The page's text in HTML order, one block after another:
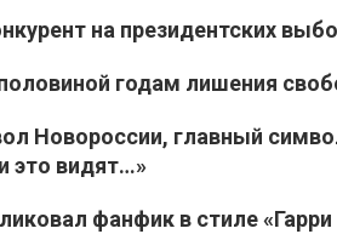
на президентских
годам лишения
Новороссии, главный
это видят…»
фанфик в стиле «Гарри